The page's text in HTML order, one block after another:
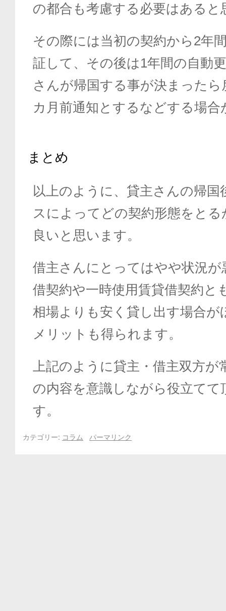
の都合も考慮する必要はあると
その際には当初の契約から2年
証して、その後は1年間の自動
さんが帰国する事が決まった
カ月前通知とするなどする場合
まとめ
以上のように、貸主さんの帰
スによってどの契約形態をと
良いと思います。
借主さんにとってはやや状況が
借契約や一時使用賃貸借契約と
相場よりも安く貸し出す場合
メリットも得られます。
上記のように貸主・借主双方
の内容を意識しながら役立てて
す。
カテゴリー: コラム パーマリンク